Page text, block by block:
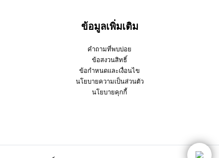
ข้อมูลเพิ่มเติม
คำถามที่พบบ่อย
ข้อสงวนสิทธิ์
ข้อกำหนดและเงื่อนไข
นโยบายความเป็นส่วนตัว
นโยบายคุกกี้